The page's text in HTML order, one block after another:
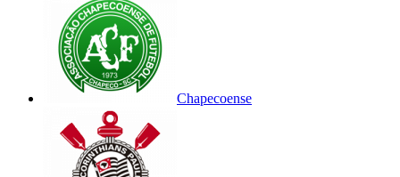
Chapecoense